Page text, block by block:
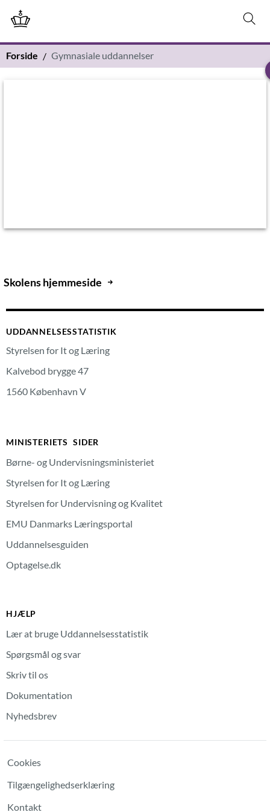
Forside Gymnasiale uddannelser
Skolens hjemmeside
UDDANNELSESSTATISTIK
Styrelsen for It og Læring
Kalvebod brygge 47
1560 København V
MINISTERIETS SIDER
Børne- og Undervisningsministeriet
Styrelsen for It og Læring
Styrelsen for Undervisning og Kvalitet
EMU Danmarks Læringsportal
Uddannelsesguiden
Optagelse.dk
HJÆLP
Lær at bruge Uddannelsesstatistik
Spørgsmål og svar
Skriv til os
Dokumentation
Nyhedsbrev
Cookies
Tilgængelighedserklæring
Kontakt